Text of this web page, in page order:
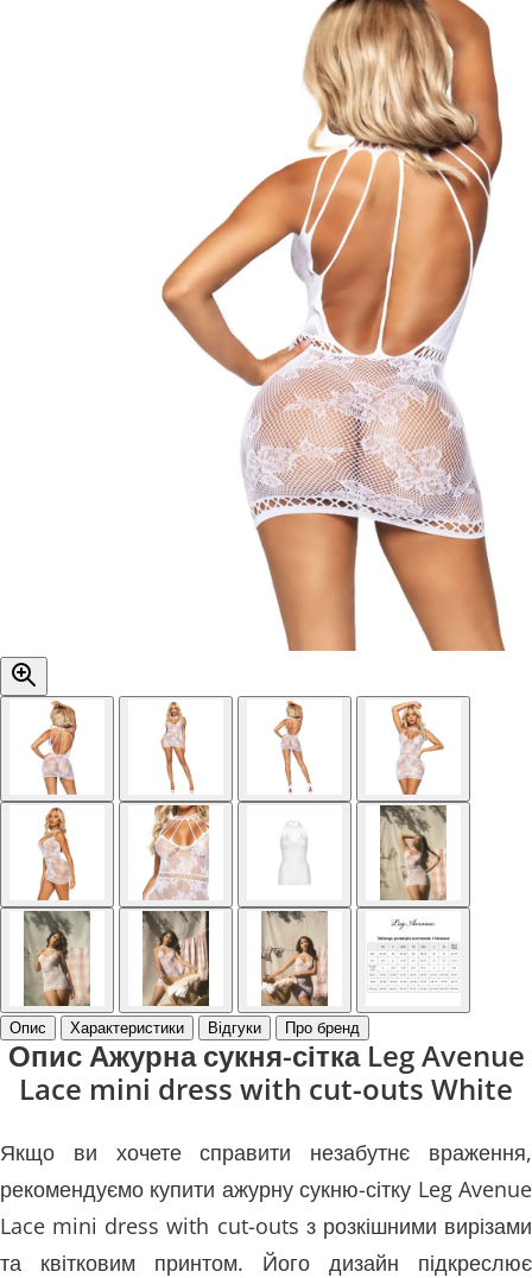
Опис Характеристики Відгуки Про бренд
Опис Ажурна сукня-сітка Leg Avenue
Lace mini dress with cut-outs White
Якщо ви хочете справити незабутнє враження,
рекомендуємо купити ажурну сукню-сітку Leg Avenue
Lace mini dress with cut-outs з розкішними вирізами
та квітковим принтом. Його дизайн підкреслює